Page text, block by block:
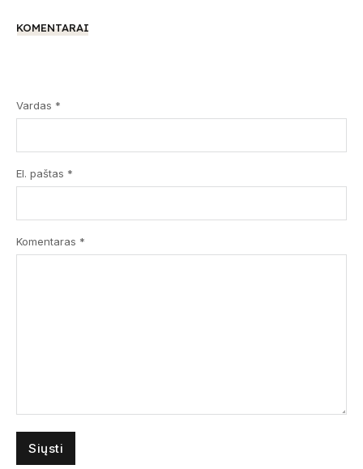
KOMENTARAI
Vardas *
El. paštas *
Komentaras *